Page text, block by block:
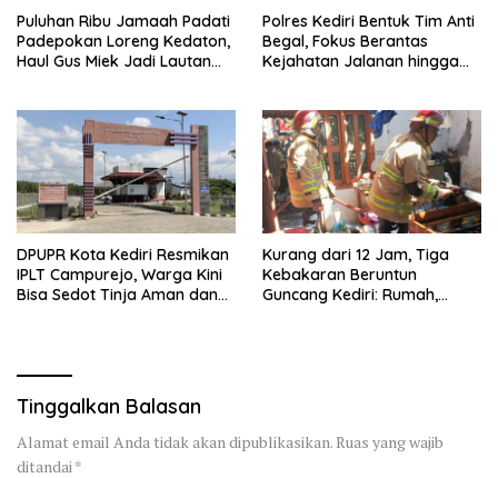
Puluhan Ribu Jamaah Padati
Padepokan Loreng Kedaton,
Haul Gus Miek Jadi Lautan
Polres Kediri Bentuk Tim Anti
Begal, Fokus Berantas
Kejahatan Jalanan hingga
DPUPR Kota Kediri Resmikan
IPLT Campurejo, Warga Kini
Bisa Sedot Tinja Aman dan
Kurang dari 12 Jam, Tiga
Kebakaran Beruntun
Guncang Kediri: Rumah,
Tinggalkan Balasan
Alamat email Anda tidak akan dipublikasikan.Ruas yang wajib
ditandai *